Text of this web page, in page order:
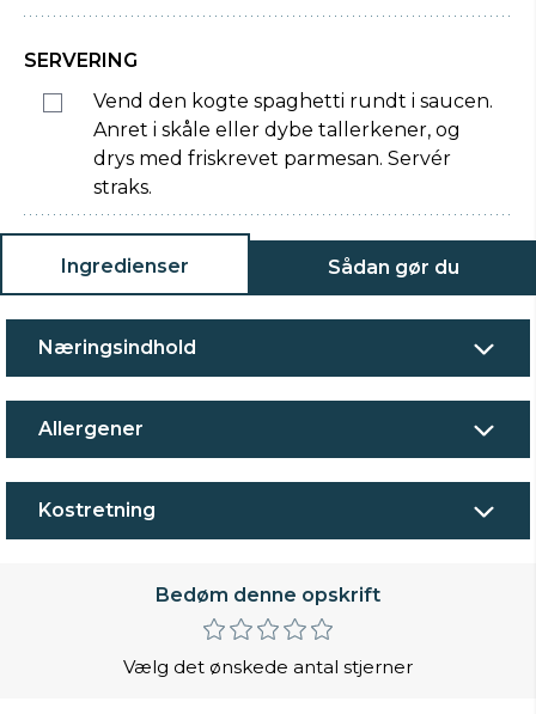
SERVERING
Vend den kogte spaghetti rundt i saucen.
Anret i skåle eller dybe tallerkener, og
drys med friskrevet parmesan. Servér
straks.
Ingredienser Sådan gør du
Næringsindhold
Allergener
Kostretning
Bedøm denne opskrift
Vælg det ønskede antal stjerner